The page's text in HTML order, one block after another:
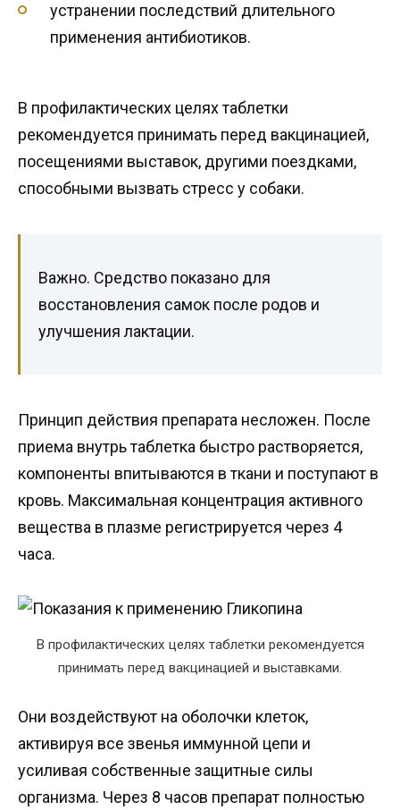
устранении последствий длительного
применения антибиотиков.
В профилактических целях таблетки
рекомендуется принимать перед вакцинацией,
посещениями выставок, другими поездками,
способными вызвать стресс у собаки.
Важно. Средство показано для
восстановления самок после родов и
улучшения лактации.
Принцип действия препарата несложен. После
приема внутрь таблетка быстро растворяется,
компоненты впитываются в ткани и поступают в
кровь. Максимальная концентрация активного
вещества в плазме регистрируется через 4
часа.
В профилактических целях таблетки рекомендуется
принимать перед вакцинацией и выставками.
Они воздействуют на оболочки клеток,
активируя все звенья иммунной цепи и
усиливая собственные защитные силы
организма. Через 8 часов препарат полностью